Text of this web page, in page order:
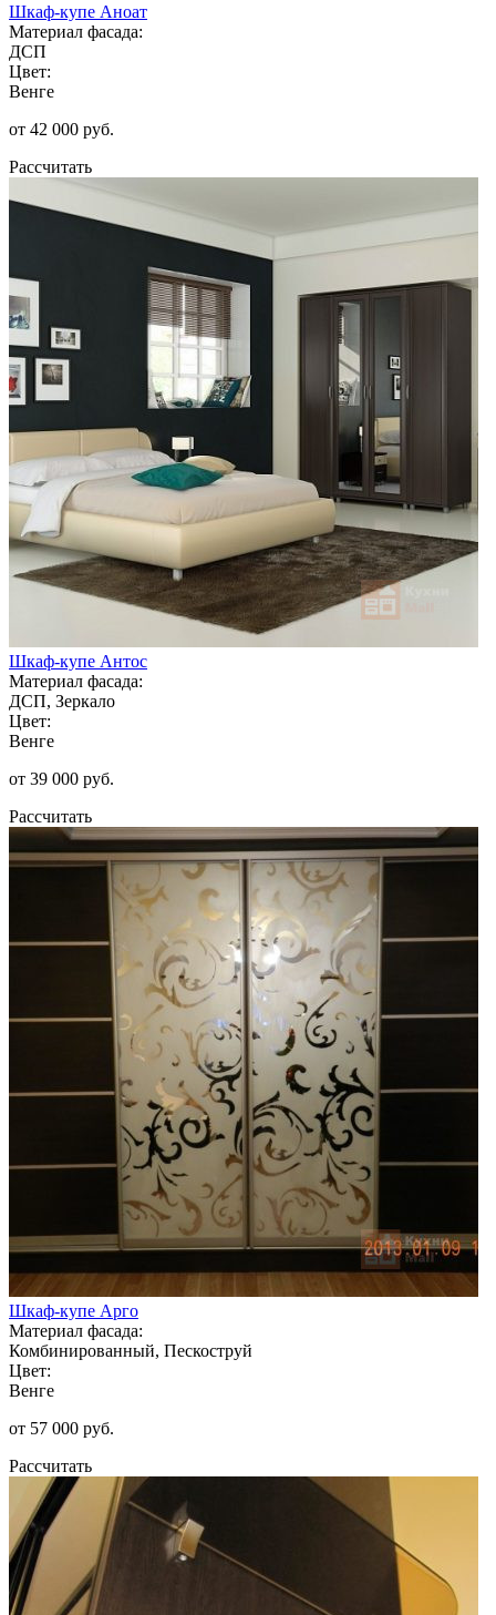
Шкаф-купе Аноат
Материал фасада:
ДСП
Цвет:
Венге
от 42 000 руб.
Рассчитать
Шкаф-купе Антос
Материал фасада:
ДСП, Зеркало
Цвет:
Венге
от 39 000 руб.
Рассчитать
Шкаф-купе Арго
Материал фасада:
Комбинированный, Пескоструй
Цвет:
Венге
от 57 000 руб.
Рассчитать